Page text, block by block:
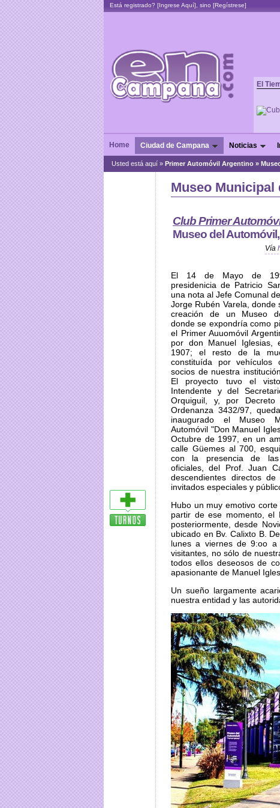
Está registrado? [Ingrese Aquí], sino [Regístrese]
El
Home Ciudad de Campana Noticias
Usted está aquí » Primer Automóvil Argentino »
Museo
Club Primer
Museo del
Vía
El 14 de Mayo de
presidenicia de Patricio
una nota al Jefe Comunal
Jorge Rubén Varela, donde
creación de un Museo
donde se expondría como
el Primer Auuomóvil
por don Manuel Iglesias,
1907; el resto de la
constituída por vehículos
socios de nuestra
El proyecto tuvo el
Intendente y del
Orquiguil, y, por Decreto
Ordenanza 3432/97,
inaugurado el Museo
Automóvil "Don Manuel
Octubre de 1997, en un
calle Güemes al 700,
con la presencia de las
oficiales, del Prof. Juan
descendientes directos de
invitados especiales y
Hubo un muy emotivo corte
partir de ese momento, el
posteriormente, desde
ubicado en Bv. Calixto B.
lunes a viernes de 9:oo
visitantes, no sólo de
todos ellos deseosos de
apasionante de Manuel
Un sueño largamente
nuestra entidad y las